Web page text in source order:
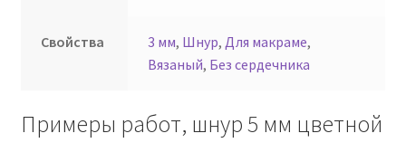
Свойства 3 мм, Шнур, Для макраме,
Вязаный, Без сердечника
Примеры работ, шнур 5 мм цветной